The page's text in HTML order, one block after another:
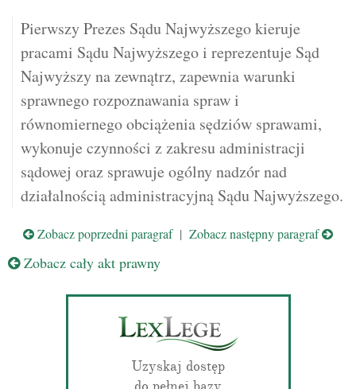
Pierwszy Prezes Sądu Najwyższego kieruje
pracami Sądu Najwyższego i reprezentuje Sąd
Najwyższy na zewnątrz, zapewnia warunki
sprawnego rozpoznawania spraw i
równomiernego obciążenia sędziów sprawami,
wykonuje czynności z zakresu administracji
sądowej oraz sprawuje ogólny nadzór nad
działalnością administracyjną Sądu Najwyższego.
Zobacz poprzedni paragraf| Zobacz następny paragraf
Zobacz cały akt prawny
Uzyskaj dostęp